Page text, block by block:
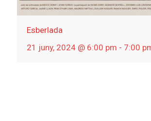
Esberlada
21 juny, 2024 @ 6:00 pm - 7:00